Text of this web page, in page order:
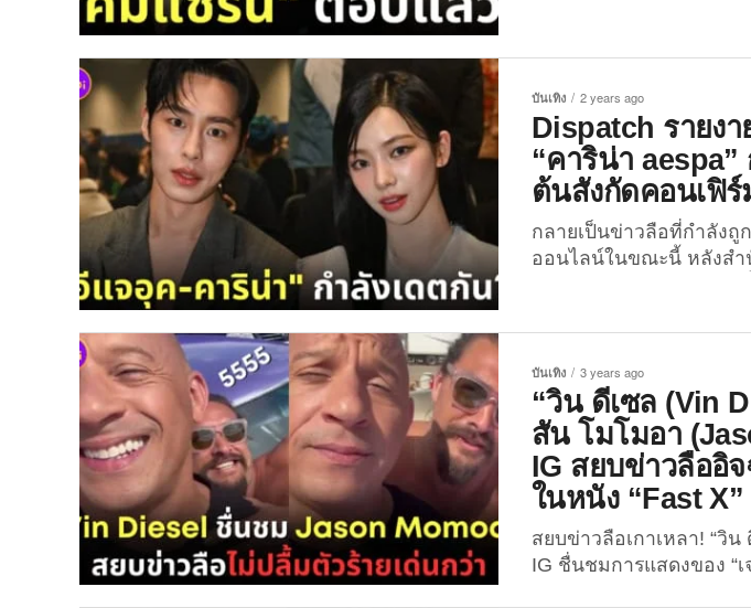
การกระทำของเธอสร้า
เน็ตทั่วโลก ว่าเจ้าตัวมีเจ
ในขณะที่ซีรีส์ของนักแสดง
ติ้งพุ่งกระฉูดขนาดนี้ บ้าง
ทั้งคู่ว่าทั้งสองมีความสัม
สำหรับสาวคิมแซรน เธอเ
บันเทิงตั้งแต่ยังเด็ก ก่อน
เป็นข่าวในกรณีเมาแล้วขั
กับหม้อแปลงไฟฟ้า ส่งผล
ขอโทษ และถูกนำตัวเข้
บันเทิง 2 years ago
Dispatch รายง
“คาริน่า
ต้นสังกัดคอนเฟิร์
กลายเป็นข่าวลือที่กำลังถู
ออนไลน์ในขณะนี้ หลังสำ
หน้านี้เมื่อวันที่ 14 มกรา
ต้องทึ่งกับเคมีที่ดูเข้ากั๊นเ
“คาริน่า aespa” หลังทั้ง
โชว์ของแบรนด์
ล่าสุดทางสำนักข่าวเกาห
ได้ออกมาเปิดเผยว่าขณ
อยู่! ...
บันเทิง 3 years ago
“วิน ดีเซล (Vin
สัน โมโมอา
IG สยบข่าวลืออิ
ในหนัง “Fast X”
สยบข่าวลือเกาเหลา! “วิน
IG ชื่นชมการแสดงของ “